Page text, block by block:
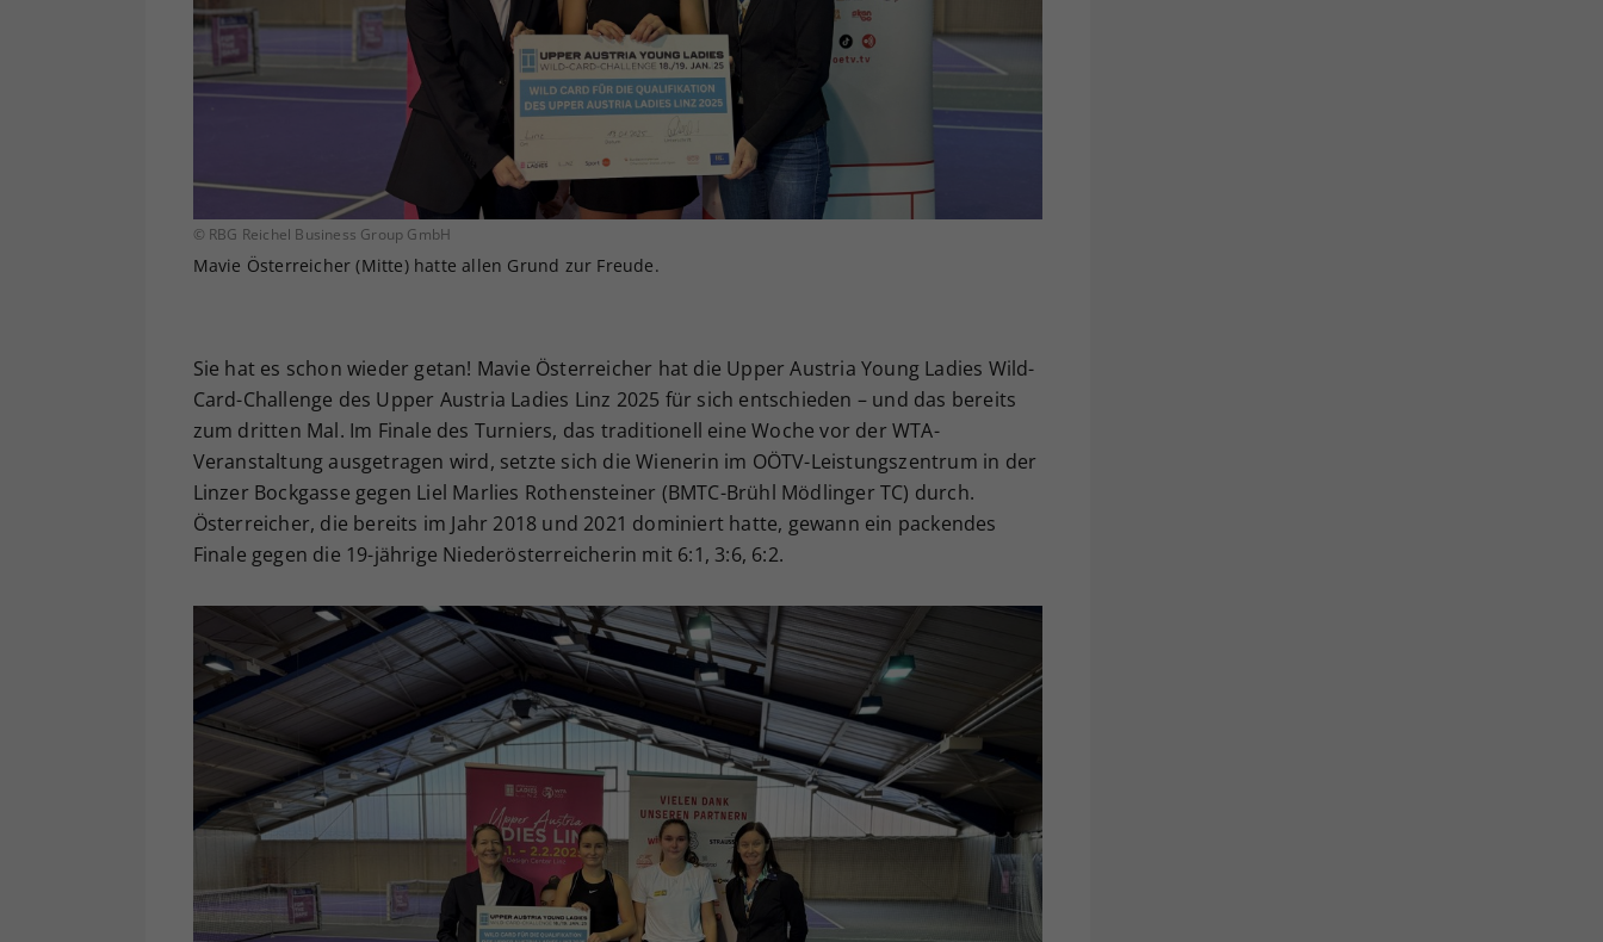
© RBG Reichel Business Group GmbH
Mavie Österreicher (Mitte) hatte allen Grund zur Freude.
Sie hat es schon wieder getan! Mavie Österreicher hat die Upper Austria Young Ladies Wild-
Card-Challenge des Upper Austria Ladies Linz 2025 für sich entschieden – und das bereits
zum dritten Mal. Im Finale des Turniers, das traditionell eine Woche vor der WTA-
Veranstaltung ausgetragen wird, setzte sich die Wienerin im OÖTV-Leistungszentrum in der
Linzer Bockgasse gegen Liel Marlies Rothensteiner (BMTC-Brühl Mödlinger TC) durch.
Österreicher, die bereits im Jahr 2018 und 2021 dominiert hatte, gewann ein packendes
Finale gegen die 19-jährige Niederösterreicherin mit 6:1, 3:6, 6:2.
Ihrer vorgenommen Einstellungen, falls der
Webseiten-Betreiber dies eingestellt hat.